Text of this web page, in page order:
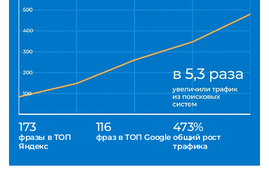
173
фразы в ТОП
Яндекс
116
фраз в ТОП Google
473%
общий рост
трафика